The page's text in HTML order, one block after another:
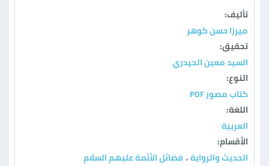
تأليف:
ميرزا حسن كوهر
تحقيق:
السيد معين الحيدري
النوع:
كتاب مصور PDF
اللغة:
العربية
الأقسام:
الحديث والرواية ، فضائل الأئمة عليهم السلام